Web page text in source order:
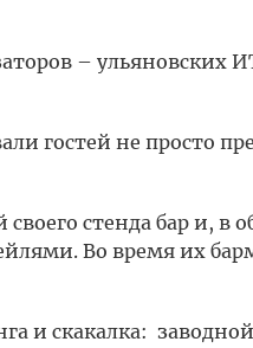
– ульяновских
гостей не просто
стенда бар и, в
Во время их
и скакалка: